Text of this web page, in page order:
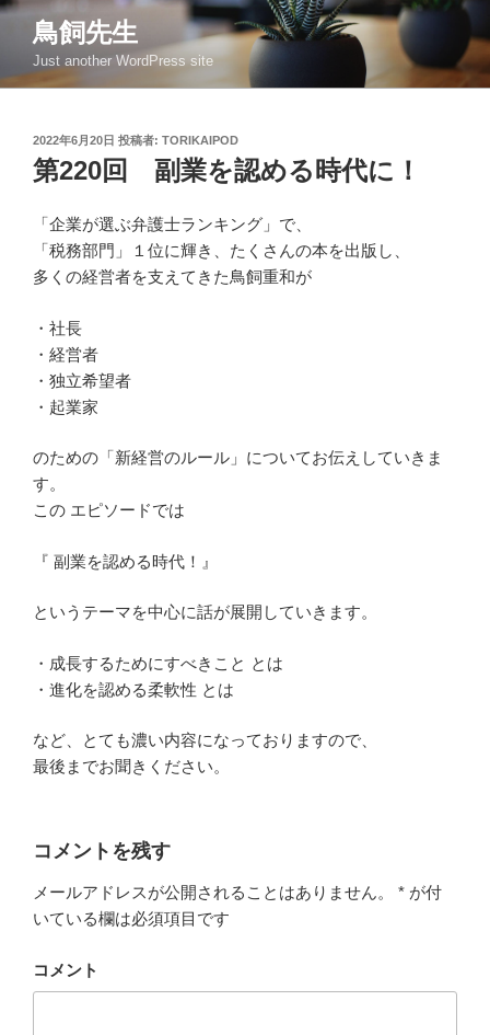
コ
ン
鳥飼先生
Just another WordPress site
投
稿
日:
2022年6月20日 投稿者: TORIKAIPOD
第220回 副業を認める時代に！
「企業が選ぶ弁護士ランキング」で、
「税務部門」１位に輝き、たくさんの本を出版し、
多くの経営者を支えてきた鳥飼重和が
・社長
・経営者
・独立希望者
・起業家
のための「新経営のルール」についてお伝えしていきま
す。
この エピソードでは
『 副業を認める時代！』
というテーマを中心に話が展開していきます。
・成長するためにすべきこと とは
・進化を認める柔軟性 とは
など、とても濃い内容になっておりますので、
最後までお聞きください。
コメントを残す
メールアドレスが公開されることはありません。 * が付
いている欄は必須項目です
コメント